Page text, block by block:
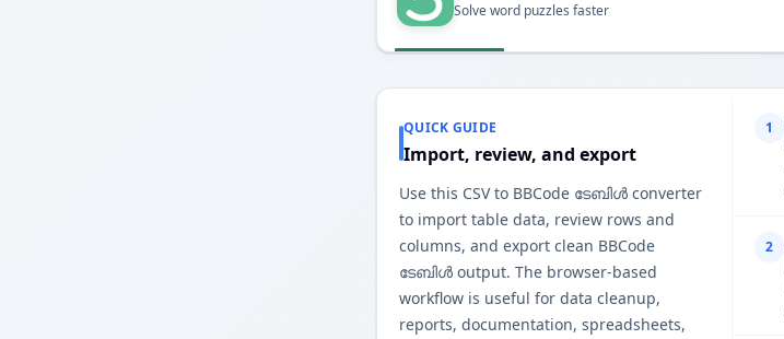
Solve word puzzles faster
QUICK GUIDE
Import, review, and export
Use this CSV to BBCode ടേബിൾ converter
to import table data, review rows and
columns, and export clean BBCode
ടേബിൾ output. The browser-based
workflow is useful for data cleanup,
reports, documentation, spreadsheets,
1
2